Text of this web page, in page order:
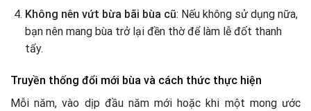
Không nên vứt bừa bãi bùa cũ: Nếu không sử dụng nữa,
bạn nên mang bùa trở lại đền thờ để làm lễ đốt thanh
tẩy.
Truyền thống đổi mới bùa và cách thức thực hiện
Mỗi năm, vào dịp đầu năm mới hoặc khi một mong ước